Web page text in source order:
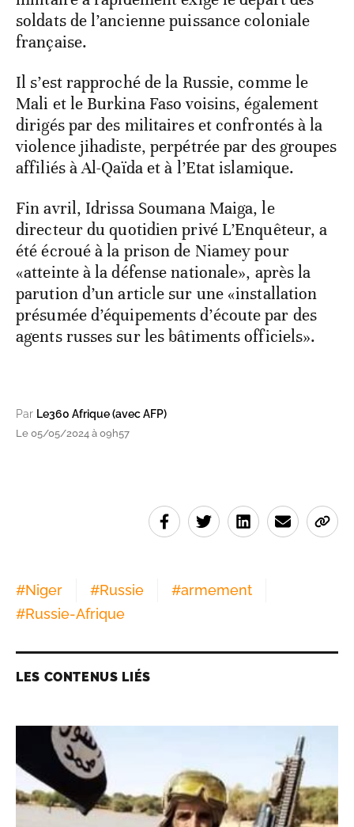
soldats de l’ancienne puissance coloniale
française.
Il s’est rapproché de la Russie, comme le
Mali et le Burkina Faso voisins, également
dirigés par des militaires et confrontés à la
violence jihadiste, perpétrée par des groupes
affiliés à Al-Qaïda et à l’Etat islamique.
Fin avril, Idrissa Soumana Maiga, le
directeur du quotidien privé L’Enquêteur, a
été écroué à la prison de Niamey pour
«atteinte à la défense nationale», après la
parution d’un article sur une «installation
présumée d’équipements d’écoute par des
agents russes sur les bâtiments officiels».
Par Le360 Afrique (avec AFP)
Le 05/05/2024 à 09h57
#Niger #Russie #armement
#Russie-Afrique
LES CONTENUS LIÉS